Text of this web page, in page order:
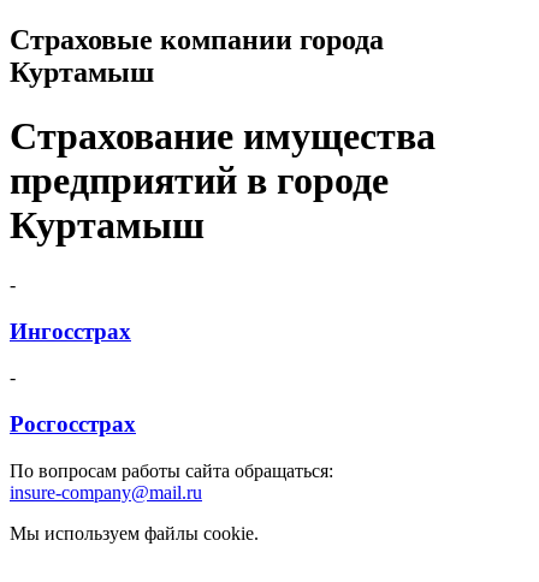
Страховые компании города
Куртамыш
Страхование имущества
предприятий в городе
Куртамыш
-
Ингосстрах
-
Росгосстрах
По вопросам работы сайта обращаться:
insure-company@mail.ru
Мы используем файлы cookie.